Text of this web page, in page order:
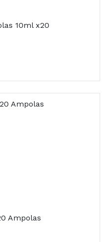
10ml x20
Ampolas